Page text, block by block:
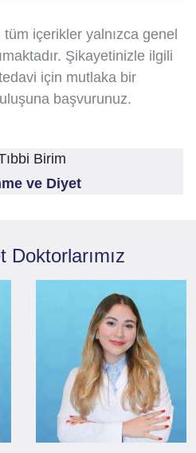
içerikler yalnızca genel
Şikayetinizle ilgili
için mutlaka bir
başvurunuz.
Birim
ve Diyet
Doktorlarımız